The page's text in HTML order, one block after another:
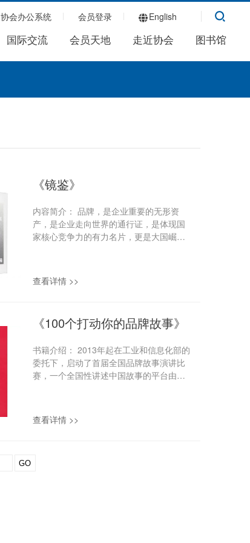
协会办公系统 会员登录 English
国际交流 会员天地 走近协会 图书馆
《镜鉴》
内容简介： 品牌，是企业重要的无形资
产，是企业走向世界的通行证，是体现国
家核心竞争力的有力名片，更是大国崛起
牌经济时代，优选市场各个领域的竞争越
来越集中地体现为品牌竞争。本书的每一
色以及案例小结几方面做出阐述，为国内
协会 出版社：中国社会出版社 定价：80
元 国际标准书号：ISBN：
9787508765310 联系电话：010-
查看详情 >>
《100个打动你的品牌故事》
书籍介绍： 2013年起在工业和信息化部的
委托下，启动了首届全国品牌故事演讲比
赛，一个全国性讲述中国故事的平台由此
企业品牌创新发展，塑造品牌形象。5年的
耕耘，全国品牌故事大赛覆盖了全国20多
查看详情 >>
GO